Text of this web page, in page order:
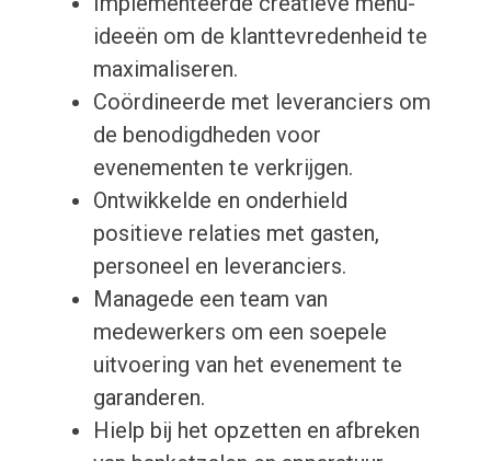
ideeën om de klanttevredenheid te
maximaliseren.
Coördineerde met leveranciers om
de benodigdheden voor
evenementen te verkrijgen.
Ontwikkelde en onderhield
positieve relaties met gasten,
personeel en leveranciers.
Managede een team van
medewerkers om een soepele
uitvoering van het evenement te
garanderen.
Hielp bij het opzetten en afbreken